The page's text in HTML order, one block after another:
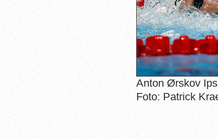
Anton Ørskov
Foto: Patrick